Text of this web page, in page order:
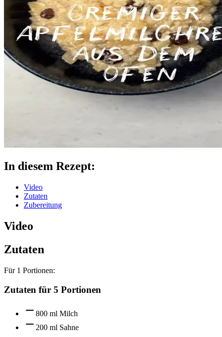
In diesem Rezept:
Video
Zutaten
Zubereitung
Video
Zutaten
Für 1 Portionen:
Zutaten für 5 Portionen
800 ml Milch
200 ml Sahne